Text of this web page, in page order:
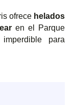
ofrece helados
en el Parque
para